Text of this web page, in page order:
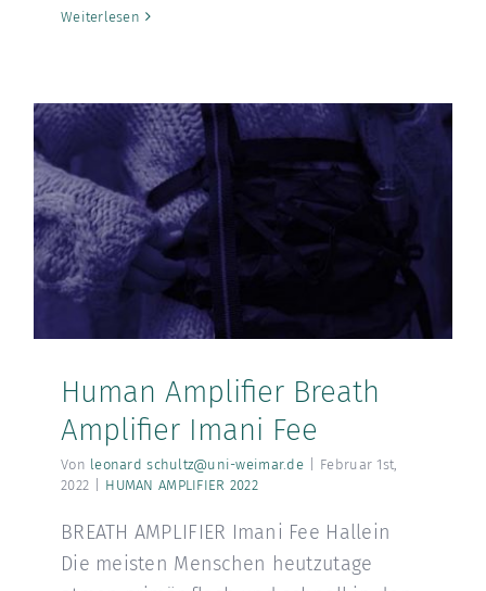
Weiterlesen
Human Amplifier Breath
Amplifier Imani Fee
Von leonard schultz@uni-weimar.de
Februar 1st,
2022
HUMAN AMPLIFIER 2022
BREATH AMPLIFIER Imani Fee Hallein
Die meisten Menschen heutzutage